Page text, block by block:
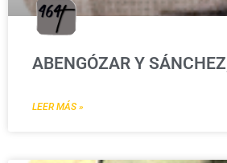
ABENGÓZAR Y
LEER MÁS »